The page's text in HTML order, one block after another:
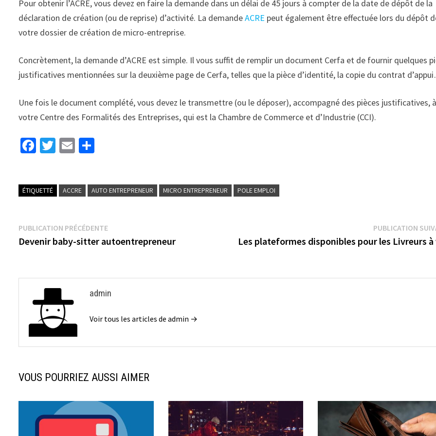
Pour obtenir l’ACRE, vous devez en faire la demande dans un délai de 45 jours à compter de la date de dépôt de la
déclaration de création (ou de reprise) d’activité. La demandeACRE peut également être effectuée lors du dépôt
votre dossier de création de micro-entreprise.
Concrètement, la demande d’ACRE est simple. Il vous suffit de remplir un document Cerfa et de fournir quelques
justificatives mentionnées sur la deuxième page de Cerfa, telles que la pièce d’identité, la copie du contrat
Une fois le document complété, vous devez le transmettre (ou le déposer), accompagné des pièces justificatives, à
votre Centre des Formalités des Entreprises, qui est la Chambre de Commerce et d’Industrie (CCI).
Fa
o
k
T
er
E
l
ge
ÉTIQUETTÉ ACCRE AUTO ENTREPRENEUR MICRO ENTREPRENEUR POLE EMPLOI
PUBLICATION PRÉCÉDENTE
Devenir baby-sitter autoentrepreneur
PUBLICATION
Les plateformes disponibles pour les Livreurs à
admin
Voir tous les articles de admin →
VOUS POURRIEZ AUSSI AIMER